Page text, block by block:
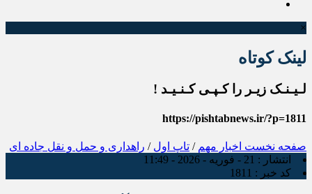
×
لینک کوتاه
لـیـنـک زیـر را کـپـی کـنـیـد !
https://pishtabnews.ir/?p=1811
صفحه نخست اخبار مهم / تاپ اول / راهداری و حمل و نقل جاده ای
انتشار : 21 - فوریه - 2026 - 11:49
کد خبر : 1811